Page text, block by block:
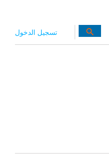
تسجيل الدخول
عن:
search